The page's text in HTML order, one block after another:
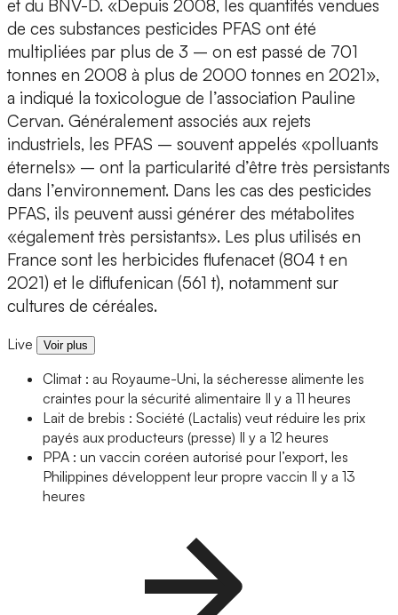
et du BNV-D. «Depuis 2008, les quantités vendues
de ces substances pesticides PFAS ont été
multipliées par plus de 3 – on est passé de 701
tonnes en 2008 à plus de 2000 tonnes en 2021»,
a indiqué la toxicologue de l’association Pauline
Cervan. Généralement associés aux rejets
industriels, les PFAS – souvent appelés «polluants
éternels» – ont la particularité d’être très persistants
dans l’environnement. Dans les cas des pesticides
PFAS, ils peuvent aussi générer des métabolites
«également très persistants». Les plus utilisés en
France sont les herbicides flufenacet (804 t en
2021) et le diflufenican (561 t), notamment sur
cultures de céréales.
Live Voir plus
Climat : au Royaume-Uni, la sécheresse alimente les
craintes pour la sécurité alimentaire Il y a 11 heures
Lait de brebis : Société (Lactalis) veut réduire les prix
payés aux producteurs (presse) Il y a 12 heures
PPA : un vaccin coréen autorisé pour l’export, les
Philippines développent leur propre vaccin Il y a 13
heures